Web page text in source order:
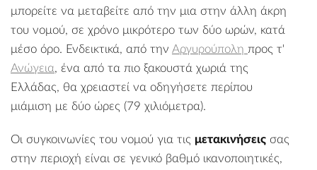
μπορείτε να μεταβείτε από την μια στην άλλη άκρη
του νομού, σε χρόνο μικρότερο των δύο ωρών, κατά
μέσο όρο. Ενδεικτικά, από την Αργυρούπολη προς τ'
Ανώγεια, ένα από τα πιο ξακουστά χωριά της
Ελλάδας, θα χρειαστεί να οδηγήσετε περίπου
μιάμιση με δύο ώρες (79 χιλιόμετρα).
Οι συγκοινωνίες του νομού για τις μετακινήσεις σας
στην περιοχή είναι σε γενικό βαθμό ικανοποιητικές,